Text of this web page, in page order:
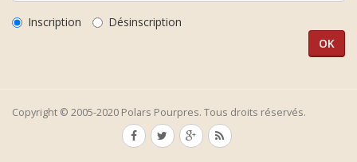
Inscription Désinscription
Copyright © 2005-2020 Polars Pourpres. Tous droits réservés.